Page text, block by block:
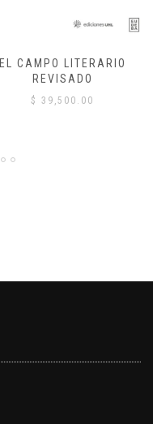
EL CAMPO LITERARIO
REVISADO
$ 39,500.00